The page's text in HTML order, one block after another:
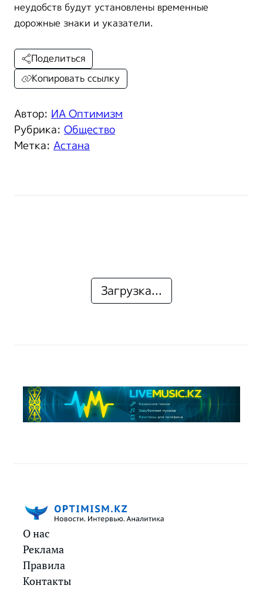
неудобств будут установлены временные
дорожные знаки и указатели.
Автор: ИА Оптимизм
Рубрика: Общество
Метка: Астана
Поделиться
Копировать ссылку
Загрузка...
О нас
Реклама
Правила
Контакты